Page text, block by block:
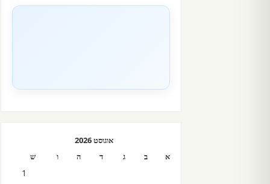
אוגוסט 2026
א
ב ג ד ה ו ש
1